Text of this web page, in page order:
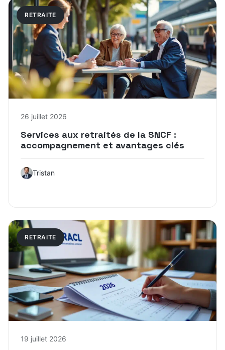
RETRAITE
26 juillet 2026
Services aux retraités de la SNCF :
accompagnement et avantages clés
Tristan
RETRAITE
19 juillet 2026